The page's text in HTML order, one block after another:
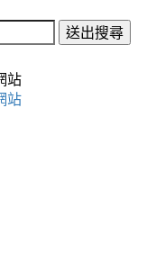
送出搜尋
站
站